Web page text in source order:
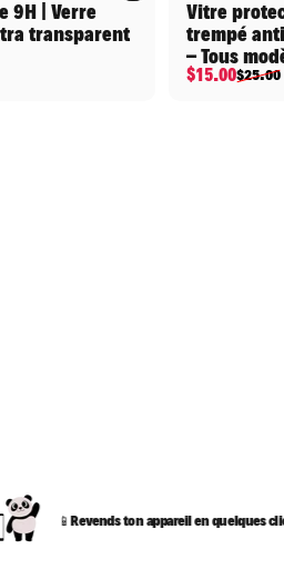
9H | Verre
transparent
Vitre
trempé
– Tous
Prix
$15.00
Prix $25.00
📱Revends ton appareil en quelques clics